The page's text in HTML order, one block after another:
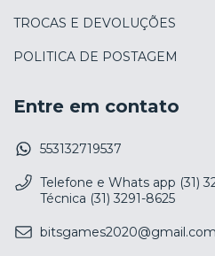
TROCAS E DEVOLUÇÕES
POLITICA DE POSTAGEM
Entre em contato
553132719537
Telefone e Whats app (31)
Técnica (31) 3291-8625
bitsgames2020@gmail.com